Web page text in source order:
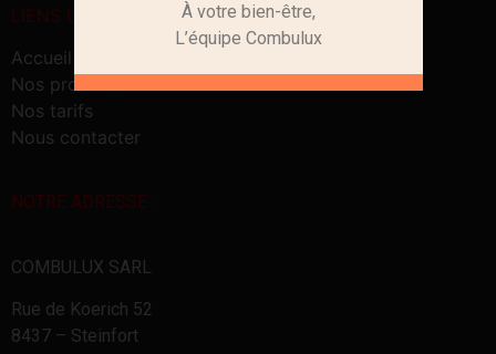
LIENS UTILES
Accueil
Nos produits
Nos tarifs
Nous contacter
NOTRE ADRESSE :
COMBULUX SARL
Rue de Koerich 52
8437 – Steinfort
À votre bien-être,
L’équipe Combulux